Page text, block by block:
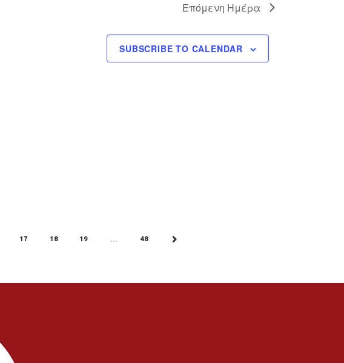
Επόμενη Ημέρα
SUBSCRIBE TO CALENDAR
17 18 19 … 48 NEXT